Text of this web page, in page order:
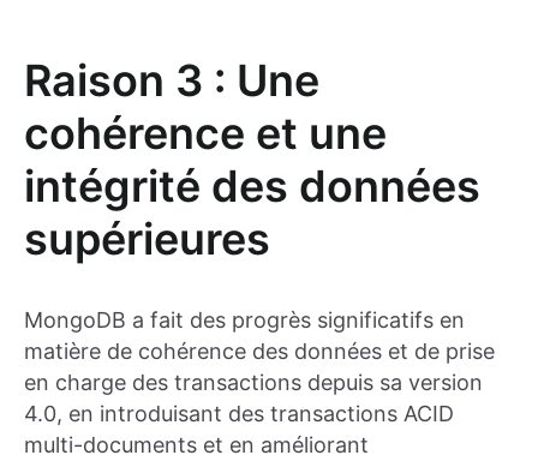
Raison 3 : Une
cohérence et une
intégrité des données
supérieures
MongoDB a fait des progrès significatifs en
matière de cohérence des données et de prise
en charge des transactions depuis sa version
4.0, en introduisant des transactions ACID
multi-documents et en améliorant